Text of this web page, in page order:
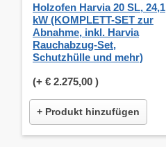
Holzofen Harvia 20 SL, 24,1
kW (KOMPLETT-SET zur
Abnahme, inkl. Harvia
Rauchabzug-Set,
Schutzhülle und mehr)
(+ € 2.275,00 )
+ Produkt hinzufügen